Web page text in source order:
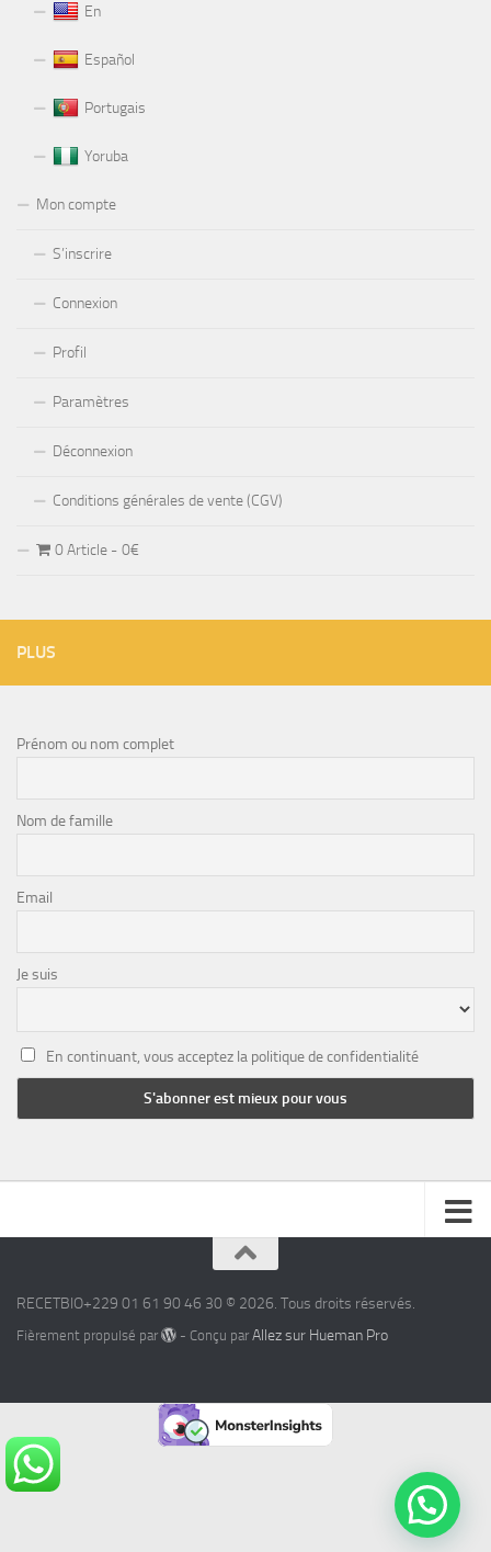
En
Español
Portugais
Yoruba
Mon compte
S’inscrire
Connexion
Profil
Paramètres
Déconnexion
Conditions générales de vente (CGV)
0 Article 0€
PLUS
Prénom ou nom complet
Nom de famille
Email
Je suis
En continuant, vous acceptez la politique de confidentialité
RECETBIO+229 01 61 90 46 30 © 2026. Tous droits réservés.
Fièrement propulsé par - Conçu par Allez sur Hueman Pro